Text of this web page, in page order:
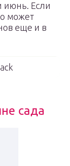
июнь. Если
может
еще и в
сада